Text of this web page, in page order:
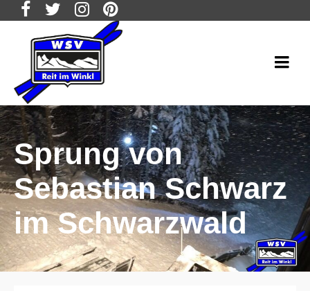
Sprung von
Sebastian Schwarz
im Schwarzwald